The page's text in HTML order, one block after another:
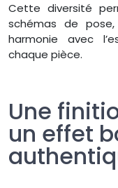
Cette diversité
schémas de
harmonie avec
chaque pièce.
Une
un effet